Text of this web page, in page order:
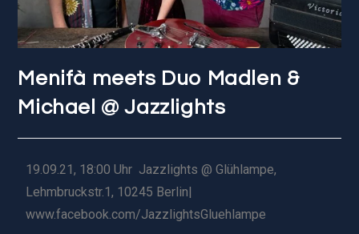
Menifà meets Duo Madlen &
Michael @ Jazzlights
19.09.21, 18:00 Uhr Jazzlights @ Glühlampe,
Lehmbruckstr.1, 10245 Berlin|
www.facebook.com/JazzlightsGluehlampe